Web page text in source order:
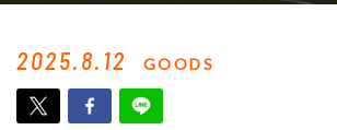
2025.8.12 GOODS